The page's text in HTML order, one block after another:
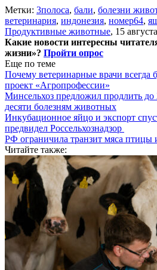
Метки: 3полоса, бали, болезни
ветеринария, индонезия, номер64,
Продуктивные животные, 15
Какие новости интересны
жизни»? Пройти опрос
Еще по теме
Почему ветеринарные врачи всегда
проект «Агропрофессии»
Минсельхоз предложил продлить до
десяти болезням животных
Инкубационное яйцо и экспорт
предвидел Россельхознадзор
РФ ограничила транзит мяса птицы
Читайте также: